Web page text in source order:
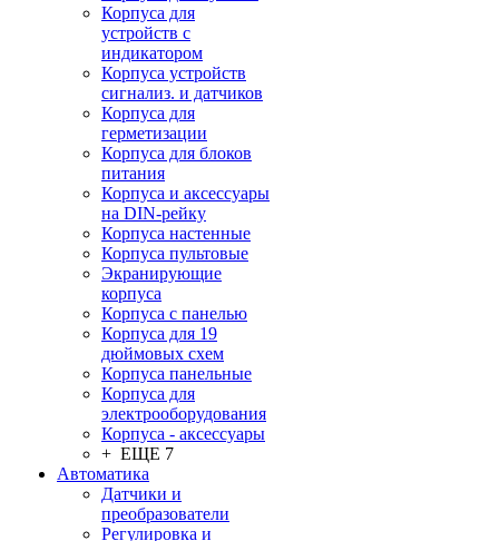
Корпуса для
устройств с
индикатором
Корпуса устройств
сигнализ. и датчиков
Корпуса для
герметизации
Корпуса для блоков
питания
Корпуса и аксессуары
на DIN-рейку
Корпуса настенные
Корпуса пультовые
Экранирующие
корпуса
Корпуса с панелью
Корпуса для 19
дюймовых схем
Корпуса панельные
Корпуса для
электрооборудования
Корпуса - аксессуары
+ ЕЩЕ 7
Автоматика
Датчики и
преобразователи
Регулировка и